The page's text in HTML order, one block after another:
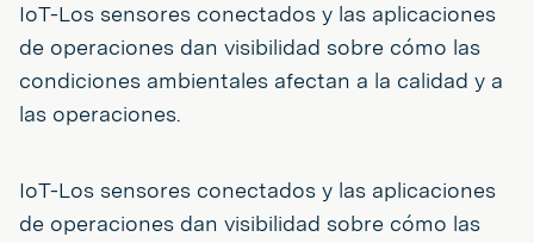
IoT-Los sensores conectados y las aplicaciones
de operaciones dan visibilidad sobre cómo las
condiciones ambientales afectan a la calidad y a
las operaciones.
IoT-Los sensores conectados y las aplicaciones
de operaciones dan visibilidad sobre cómo las